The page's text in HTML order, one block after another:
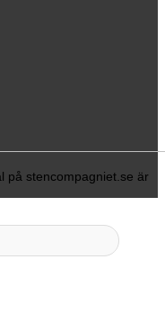
på stencompagniet.se är